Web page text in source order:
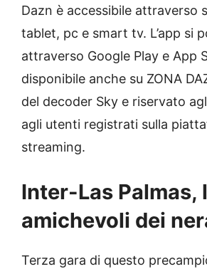
Dazn è accessibile attraverso
tablet, pc e smart tv. L’app si
attraverso Google Play e App
disponibile anche su ZONA
del decoder Sky e riservato
agli utenti registrati sulla
streaming.
Inter-Las Palmas,
amichevoli dei
Terza gara di questo